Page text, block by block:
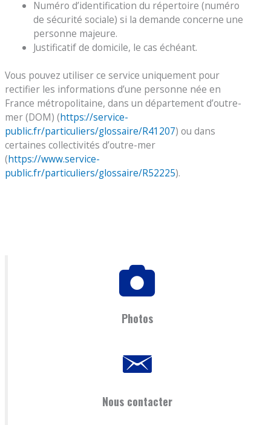
Numéro d’identification du répertoire (numéro
de sécurité sociale) si la demande concerne une
personne majeure.
Justificatif de domicile, le cas échéant.
Vous pouvez utiliser ce service uniquement pour
rectifier les informations d’une personne née en
France métropolitaine, dans un département d’outre-
mer (DOM) (https://service-
public.fr/particuliers/glossaire/R41207) ou dans
certaines collectivités d’outre-mer
(https://www.service-
public.fr/particuliers/glossaire/R52225).
Photos
Nous contacter